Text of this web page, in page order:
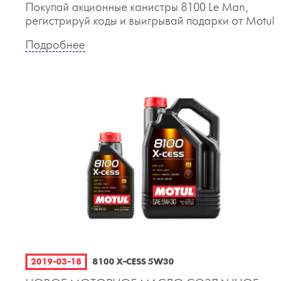
Покупай акционные канистры 8100 Le Man,
регистрируй коды и выигрывай подарки от Motul
Подробнее
2019-03-18 8100 X-CESS 5W30